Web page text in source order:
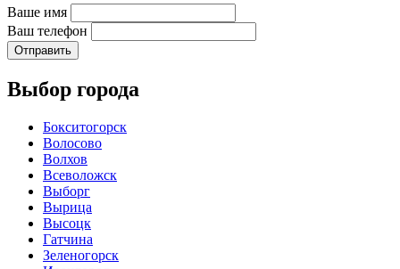
Ваше имя
Ваш телефон
Отправить
Выбор города
Бокситогорск
Волосово
Волхов
Всеволожск
Выборг
Вырица
Высоцк
Гатчина
Зеленогорск